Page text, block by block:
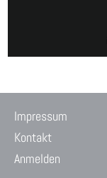
Impressum
Kontakt
Anmelden